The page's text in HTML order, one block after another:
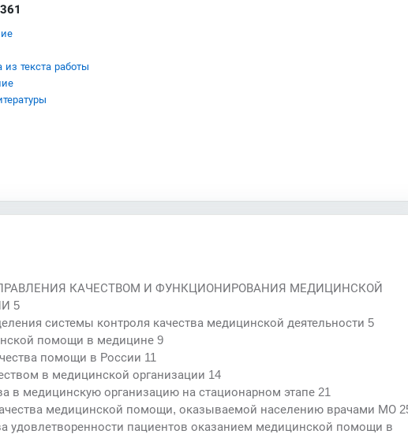
361
текста работы
КАЧЕСТВОМ И ФУНКЦИОНИРОВАНИЯ МЕДИЦИНСКОЙ
5
системы контроля качества медицинской деятельности 5
помощи в медицине 9
помощи в России 11
в медицинской организации 14
в медицинскую организацию на стационарном этапе 21
медицинской помощи, оказываемой населению врачами МО
удовлетворенности пациентов оказанием медицинской помощи в